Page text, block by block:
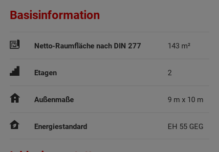
Basisinformation
Netto-Raumfläche nach DIN 277 143 m²
Etagen 2
Außenmaße 9 m x 10 m
Energiestandard EH 55 GEG